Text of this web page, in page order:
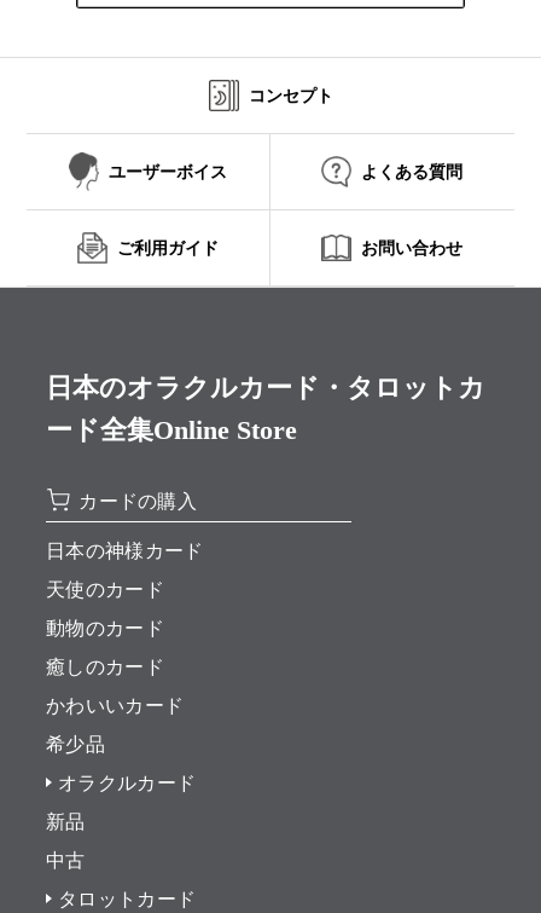
コンセプト
ユーザーボイス よくある質問
ご利用ガイド お問い合わせ
日本のオラクルカード・タロットカ
ード全集Online Store
カードの購入
日本の神様カード
天使のカード
動物のカード
癒しのカード
かわいいカード
希少品
オラクルカード
新品
中古
タロットカード